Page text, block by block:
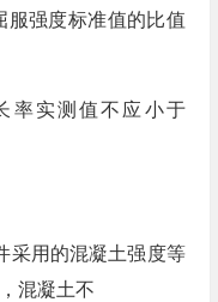
服强度标准值的比值
率实测值不应小于
采用的混凝土强度等
混凝土不